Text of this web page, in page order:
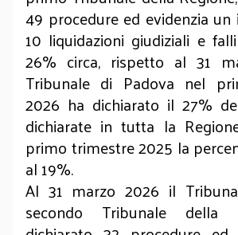
49 procedure ed evidenzia
10 liquidazioni giudiziali e
26% circa, rispetto al 31
Tribunale di Padova nel
2026 ha dichiarato il 27%
dichiarate in tutta la
primo trimestre 2025 la
al 19%.
Al 31 marzo 2026 il
secondo Tribunale della